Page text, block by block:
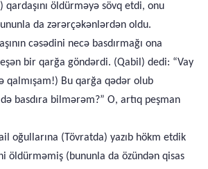
qardaşını öldürməyə sövq etdi, onu
da zərərçəkənlərdən oldu.
cəsədini necə basdırmağı ona
bir qarğa göndərdi. (Qabil) dedi: “Vay
qalmışam!) Bu qarğa qədər olub
basdıra bilmərəm?” O, artıq peşman
oğullarına (Tövratda) yazıb hökm etdik
öldürməmiş (bununla da özündən qisas